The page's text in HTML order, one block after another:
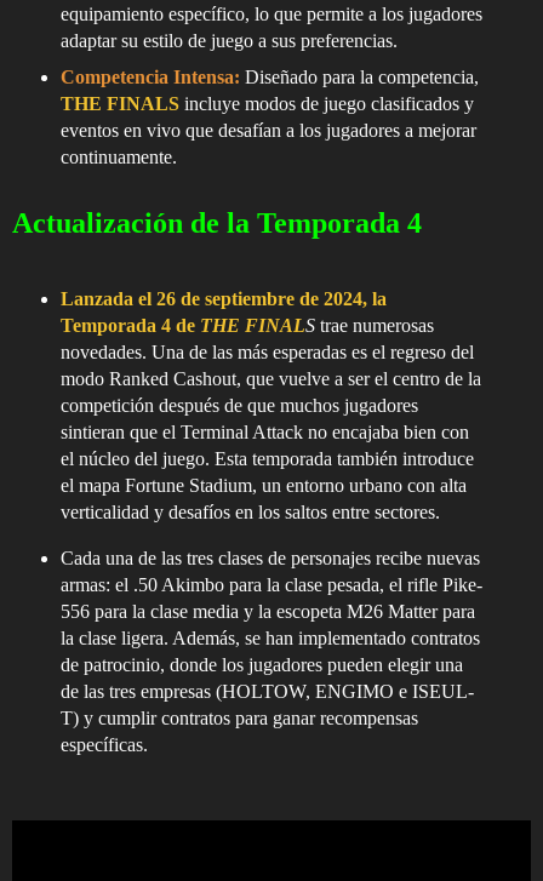
equipamiento específico, lo que permite a los jugadores
adaptar su estilo de juego a sus preferencias.
Competencia Intensa: Diseñado para la competencia,
THE FINALSincluye modos de juego clasificados y
eventos en vivo que desafían a los jugadores a mejorar
continuamente.
Actualización de la Temporada 4
Lanzada el 26 de septiembre de 2024, la
Temporada 4 de THE FINALStrae numerosas
novedades. Una de las más esperadas es el regreso del
modo Ranked Cashout, que vuelve a ser el centro de la
competición después de que muchos jugadores
sintieran que el Terminal Attack no encajaba bien con
el núcleo del juego. Esta temporada también introduce
el mapa Fortune Stadium, un entorno urbano con alta
verticalidad y desafíos en los saltos entre sectores.
Cada una de las tres clases de personajes recibe nuevas
armas: el .50 Akimbo para la clase pesada, el rifle Pike-
556 para la clase media y la escopeta M26 Matter para
la clase ligera. Además, se han implementado contratos
de patrocinio, donde los jugadores pueden elegir una
de las tres empresas (HOLTOW, ENGIMO e ISEUL-
T) y cumplir contratos para ganar recompensas
específicas.